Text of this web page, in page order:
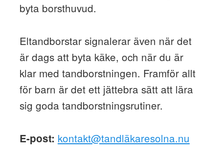
byta borsthuvud.
Eltandborstar signalerar även när det
är dags att byta käke, och när du är
klar med tandborstningen. Framför allt
för barn är det ett jättebra sätt att lära
sig goda tandborstningsrutiner.
E-post: kontakt@tandläkaresolna.nu